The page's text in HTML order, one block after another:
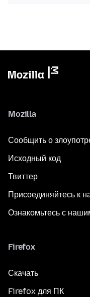
Mozilla
Сообщить о
Исходный код
Твиттер
Присоединяйтесь к
Ознакомьтесь с
Firefox
Скачать
Firefox для ПК